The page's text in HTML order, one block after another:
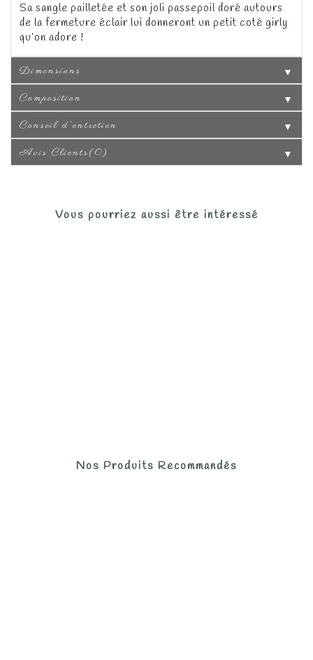
Sa sangle pailletée et son joli passepoil doré autours
de la fermeture éclair lui donneront un petit coté girly
qu’on adore !
Dimensions ▼
Composition ▼
Conseil d'entretien ▼
Avis Clients(0) ▼
Vous pourriez aussi être intéressé
Nos Produits Recommandés